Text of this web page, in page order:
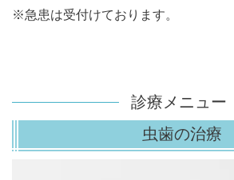
※急患は受付けております。
診療メニュー
虫歯の治療